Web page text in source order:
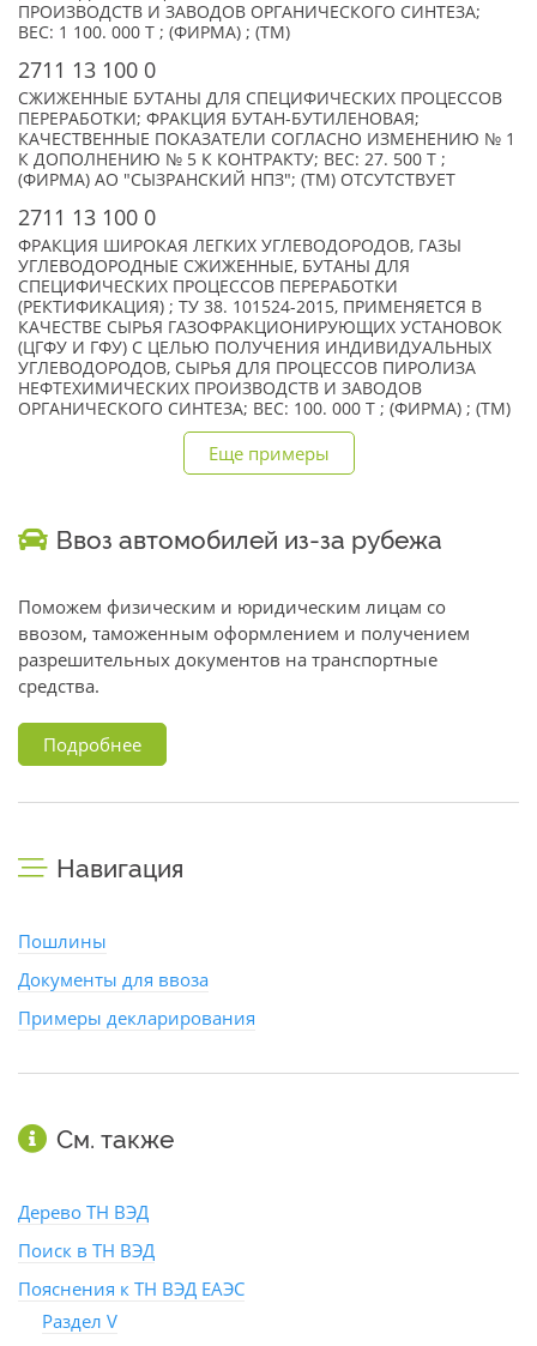
ПРОИЗВОДСТВ И ЗАВОДОВ ОРГАНИЧЕСКОГО СИНТЕЗА;
ВЕС: 1 100. 000 Т ; (ФИРМА) ; (TM)
2711 13 100 0
СЖИЖЕННЫЕ БУТАНЫ ДЛЯ СПЕЦИФИЧЕСКИХ ПРОЦЕССОВ
ПЕРЕРАБОТКИ; ФРАКЦИЯ БУТАН-БУТИЛЕНОВАЯ;
КАЧЕСТВЕННЫЕ ПОКАЗАТЕЛИ СОГЛАСНО ИЗМЕНЕНИЮ № 1
К ДОПОЛНЕНИЮ № 5 К КОНТРАКТУ; ВЕС: 27. 500 Т ;
(ФИРМА) АО "СЫЗРАНСКИЙ НПЗ"; (TM) ОТСУТСТВУЕТ
2711 13 100 0
ФРАКЦИЯ ШИРОКАЯ ЛЕГКИХ УГЛЕВОДОРОДОВ, ГАЗЫ
УГЛЕВОДОРОДНЫЕ СЖИЖЕННЫЕ, БУТАНЫ ДЛЯ
СПЕЦИФИЧЕСКИХ ПРОЦЕССОВ ПЕРЕРАБОТКИ
(РЕКТИФИКАЦИЯ) ; ТУ 38. 101524-2015, ПРИМЕНЯЕТСЯ В
КАЧЕСТВЕ СЫРЬЯ ГАЗОФРАКЦИОНИРУЮЩИХ УСТАНОВОК
(ЦГФУ И ГФУ) С ЦЕЛЬЮ ПОЛУЧЕНИЯ ИНДИВИДУАЛЬНЫХ
УГЛЕВОДОРОДОВ, СЫРЬЯ ДЛЯ ПРОЦЕССОВ ПИРОЛИЗА
НЕФТЕХИМИЧЕСКИХ ПРОИЗВОДСТВ И ЗАВОДОВ
ОРГАНИЧЕСКОГО СИНТЕЗА; ВЕС: 100. 000 Т ; (ФИРМА) ; (TM)
Еще примеры
Ввоз автомобилей из-за рубежа
Поможем физическим и юридическим лицам со
ввозом, таможенным оформлением и получением
разрешительных документов на транспортные
средства.
Подробнее
Навигация
Пошлины
Документы для ввоза
Примеры декларирования
См. также
Дерево ТН ВЭД
Поиск в ТН ВЭД
Пояснения к ТН ВЭД ЕАЭС
Раздел V